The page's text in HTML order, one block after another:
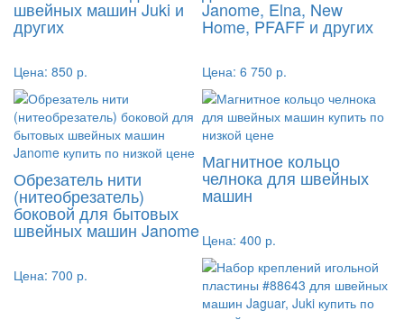
швейных машин Juki и
других
Цена: 850 р.
Janome, Elna, New
Home, PFAFF и других
Цена: 6 750 р.
Обрезатель нити
(нитеобрезатель)
боковой для бытовых
швейных машин Janome
Цена: 700 р.
Магнитное кольцо
челнока для швейных
машин
Цена: 400 р.